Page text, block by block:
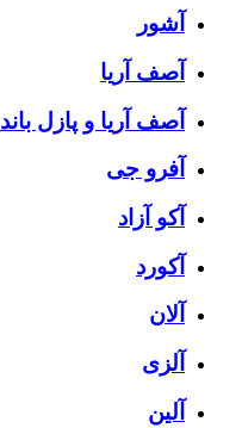
آشور
آصف آریا
آصف آریا و پازل باند
آفرو جی
آکو آزاد
آکورد
آلان
آلزی
آلین